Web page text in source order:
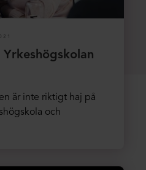
Yrkeshögskolan
är inte riktigt haj på
och